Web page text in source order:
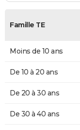
Famille TE
Moins de 10 ans
De 10 à 20 ans
De 20 à 30 ans
De 30 à 40 ans